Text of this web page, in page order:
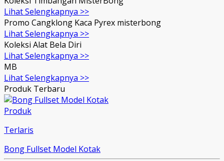
Lihat Selengkapnya >>
Promo Cangklong Kaca Pyrex misterbong
Lihat Selengkapnya >>
Koleksi Alat Bela Diri
Lihat Selengkapnya >>
MB
Lihat Selengkapnya >>
Produk Terbaru
Produk
Terlaris
Bong Fullset Model Kotak